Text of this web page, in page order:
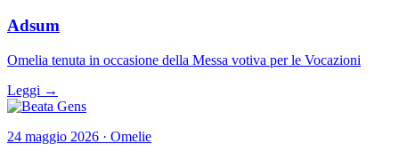
Adsum
Omelia tenuta in occasione della Messa votiva per le Vocazioni
Leggi →
24 maggio 2026 · Omelie